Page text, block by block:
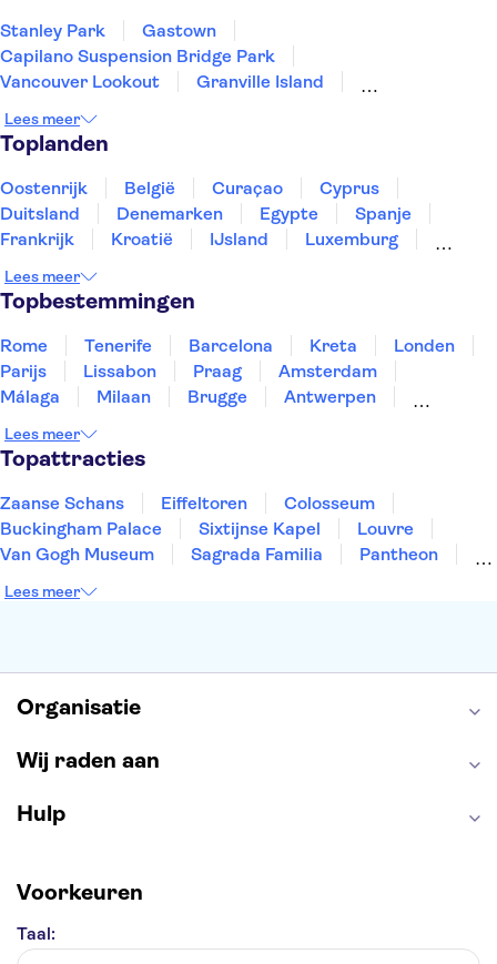
Stanley Park
Gastown
Capilano Suspension Bridge Park
Vancouver Lookout
Granville Island
Lees meer
Toplanden
Oostenrijk België Curaçao
Cyprus
Duitsland
Denemarken Egypte
Spanje
Frankrijk
Kroatië IJsland
Luxemburg
Slovenië
Thailand
Lees meer
Topbestemmingen
Rome Tenerife Barcelona Kreta
Londen
Parijs
Lissabon Praag
Amsterdam
Málaga
Milaan Brugge
Antwerpen
Eindhoven
Lees meer
Topattracties
Zaanse Schans Eiffeltoren
Colosseum
Buckingham Palace
Sixtijnse Kapel
Louvre
Van Gogh Museum
Sagrada Familia
Pantheon
Keukenhof
Lees meer
Organisatie
Wij raden aan
Hulp
Voorkeuren
Taal: